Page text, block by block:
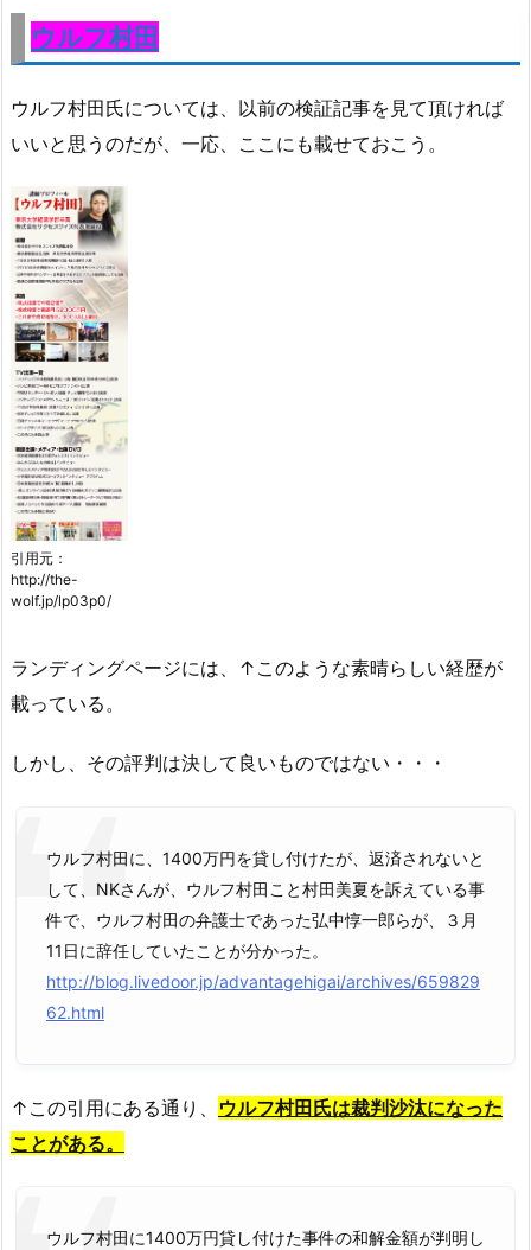
ウルフ村田
ウルフ村田氏については、以前の検証記事を見て頂ければ
いいと思うのだが、一応、ここにも載せておこう。
引用元：
http://the-
wolf.jp/lp03p0/
ランディングページには、↑このような素晴らしい経歴が
載っている。
しかし、その評判は決して良いものではない・・・
ウルフ村田に、1400万円を貸し付けたが、返済されないと
して、NKさんが、ウルフ村田こと村田美夏を訴えている事
件で、ウルフ村田の弁護士であった弘中惇一郎らが、３月
11日に辞任していたことが分かった。
http://blog.livedoor.jp/advantagehigai/archives/659829
62.html
↑この引用にある通り、 ウルフ村田氏は裁判沙汰になった
ことがある。
ウルフ村田に1400万円貸し付けた事件の和解金額が判明し